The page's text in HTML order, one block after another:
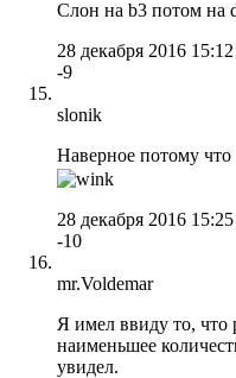
Слон на b3 потом на
28 декабря 2016 15:12
-9
slonik
Наверное потому что
28 декабря 2016 15:25
-10
mr.Voldemar
Я имел ввиду то, что
наименьшее
увидел.